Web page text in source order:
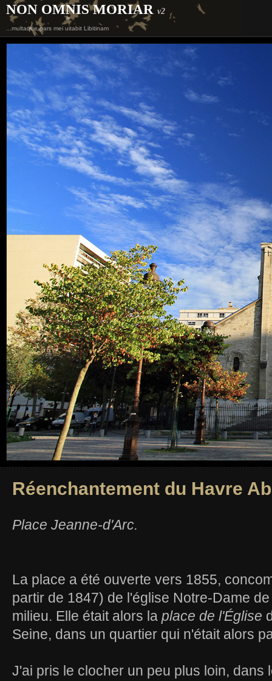
NON OMNIS MORIAR v2
...multaque pars mei uitabit Libitinam
Réenchantement du Havre
Place Jeanne-d'Arc.
La place a été ouverte vers 1855,
partir de 1847) de l'église Notre-Dame
milieu. Elle était alors la place de l'Église
Seine, dans un quartier qui n'était alors
J'ai pris le clocher un peu plus loin, dans